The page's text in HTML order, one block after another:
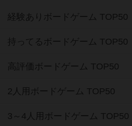
経験ありボードゲーム TOP50
持ってるボードゲーム TOP50
高評価ボードゲーム TOP50
2人用ボードゲーム TOP50
3～4人用ボードゲーム TOP50